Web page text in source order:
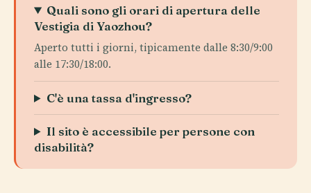
Quali sono gli orari di apertura delle
Vestigia di Yaozhou?
Aperto tutti i giorni, tipicamente dalle 8:30/9:00
alle 17:30/18:00.
C'è una tassa d'ingresso?
Il sito è accessibile per persone con
disabilità?